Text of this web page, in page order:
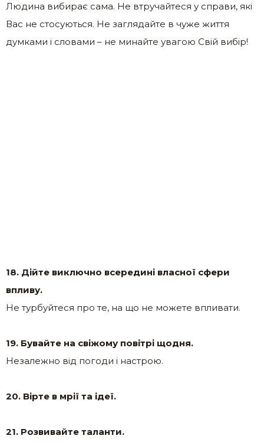
Людина вибирає сама. Не втручайтеся у справи, які
Вас не стосуються. Не заглядайте в чуже життя
думками і словами – не минайте увагою Свій вибір!
18. Дійте виключно всередині власної сфери
впливу.
Не турбуйтеся про те, на що не можете впливати.
19. Бувайте на свіжому повітрі щодня.
Незалежно від погоди і настрою.
20. Вірте в мрії та ідеї.
21. Розвивайте таланти.